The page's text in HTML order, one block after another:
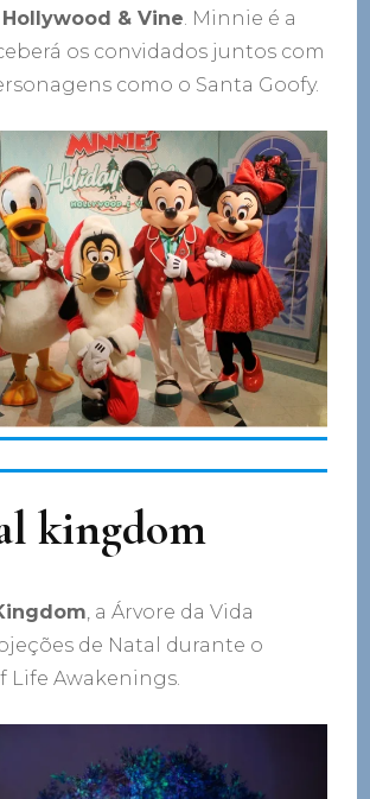
Hollywood & Vine. Minnie é a
os convidados juntos com
como o Santa Goofy.
kingdom
, a Árvore da Vida
de Natal durante o
Life Awakenings.